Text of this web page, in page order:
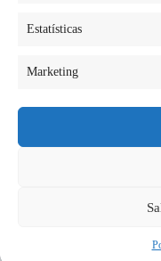
Estatísticas
Marketing
Quando sabemos
alegria, insegurança.
está passando por essa
Copyright © 2026 - todos os